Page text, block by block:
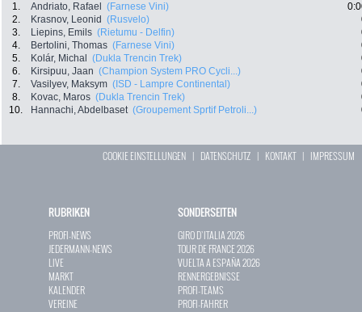
1. Andriato, Rafael (Farnese Vini)
2.
Krasnov, Leonid (Rusvelo)
3.
Liepins, Emils (Rietumu - Delfin)
4.
Bertolini, Thomas (Farnese Vini)
5.
Kolár, Michal (Dukla Trencin Trek)
6.
Kirsipuu, Jaan (Champion System PRO Cycli...)
7.
Vasilyev, Maksym (ISD - Lampre Continental)
8.
Kovac, Maros (Dukla Trencin Trek)
10.
Hannachi, Abdelbaset (Groupement Sprtif Petroli...)
COOKIE EINSTELLUNGEN | DATENSCHUTZ | KONTAKT| IMPRESSUM
RUBRIKEN
PROFI-NEWS
JEDERMANN-NEWS
LIVE
MARKT
KALENDER
VEREINE
SONDERSEITEN
GIRO D`ITALIA 2026
TOUR DE FRANCE 2026
VUELTA A ESPAÑA 2026
RENNERGEBNISSE
PROFI-TEAMS
PROFI-FAHRER